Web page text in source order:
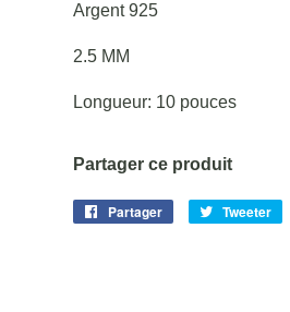
Argent 925
2.5 MM
Longueur: 10 pouces
Partager ce produit
Partager
PartagerTweeter